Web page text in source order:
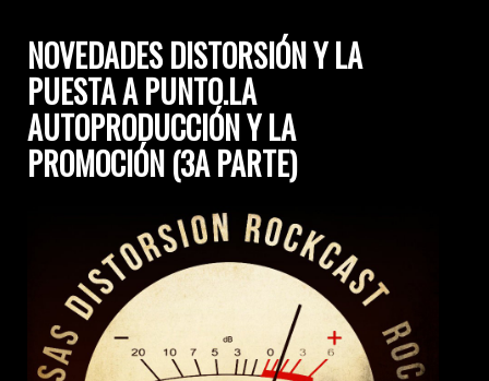
NOVEDADES DISTORSIÓN Y LA
PUESTA A PUNTO.LA
AUTOPRODUCCIÓN Y LA
PROMOCIÓN (3A PARTE)